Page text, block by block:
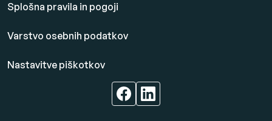
Splošna pravila in pogoji
Varstvo osebnih podatkov
Nastavitve piškotkov